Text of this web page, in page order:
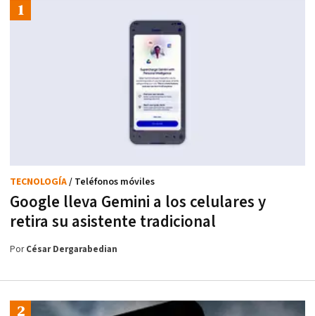
Google lleva Gemini a los celulares y
retira su asistente tradicional
TECNOLOGÍA/ Teléfonos móviles
PorCésar Dergarabedian